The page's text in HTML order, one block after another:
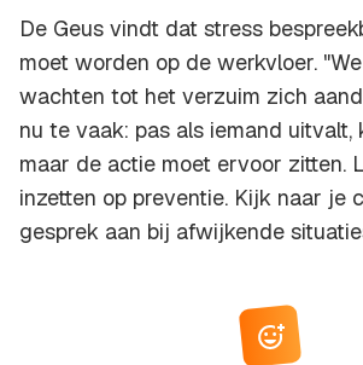
De Geus vindt dat stress
moet worden op de werkvloer.
wachten tot het verzuim zich
nu te vaak: pas als iemand uitvalt,
maar de actie moet ervoor zitten.
inzetten op preventie. Kijk naar je
gesprek aan bij afwijkende